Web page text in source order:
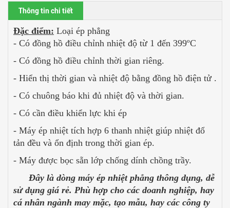
Thông tin chi tiết
Đặc điểm: Loại ép phẳng
- Có đồng hồ điều chỉnh nhiệt độ từ 1 đến 399ºC
- Có đồng hồ điều chỉnh thời gian riêng.
- Hiển thị thời gian và nhiệt độ bằng đồng hồ điện tử .
- Có chuông báo khi đủ nhiệt độ và thời gian.
- Có cần điều khiển lực khi ép
- Máy ép nhiệt tích hợp 6 thanh nhiệt giúp nhiệt đổ
tản đều và ổn định trong thời gian ép.
- Máy được bọc sẵn lớp chống dính chồng trầy.
Đây là dòng máy ép nhiệt phẳng thông dụng, dễ
sử dụng giá rẻ. Phù hợp cho các doanh nghiệp, hay
cá nhân ngành may mặc, tạo mẫu, hay các công ty